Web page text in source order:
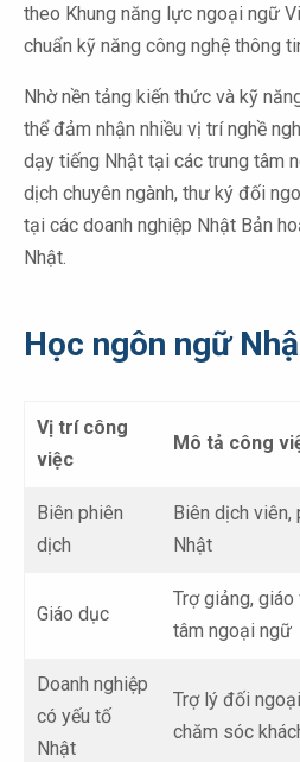
theo Khung năng lực ngoại ngữ
chuẩn kỹ năng công nghệ thông
Nhờ nền tảng kiến thức và kỹ
thể đảm nhận nhiều vị trí nghề
dạy tiếng Nhật tại các trung tâm
dịch chuyên ngành, thư ký đối
tại các doanh nghiệp Nhật Bản
Nhật.
Học ngôn ngữ
Vị trí công
việc
Mô tả công
Biên phiên
dịch
Biên dịch
Nhật
Giáo dục
Trợ giảng,
tâm ngoại ngữ
Doanh nghiệp
có yếu tố
Nhật
Trợ lý đối
chăm sóc